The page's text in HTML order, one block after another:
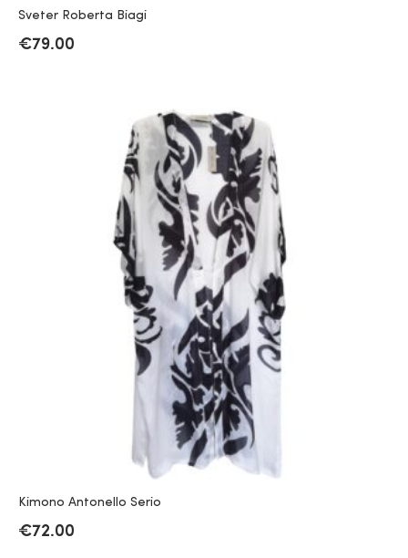
Sveter Roberta Biagi
€79.00
Kimono Antonello Serio
€72.00